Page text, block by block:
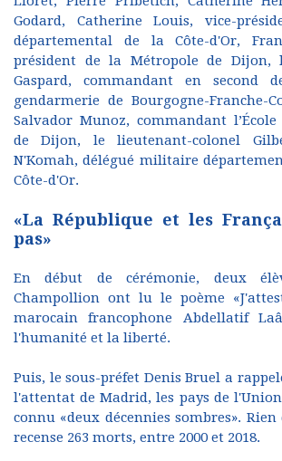
Godard, Catherine Louis, vice-
départemental de la Côte-d'Or,
président de la Métropole de Dijon,
Gaspard, commandant en second
gendarmerie de Bourgogne-Franche-
Salvador Munoz, commandant
de Dijon, le lieutenant-colonel
N'Komah, délégué militaire
Côte-d'Or.
«La République et les
pas»
En début de cérémonie, deux
Champollion ont lu le poème
marocain francophone Abdellatif
l'humanité et la liberté.
Puis, le sous-préfet Denis Bruel a
l'attentat de Madrid, les pays de
connu «deux décennies sombres».
recense 263 morts, entre 2000 et 2018.